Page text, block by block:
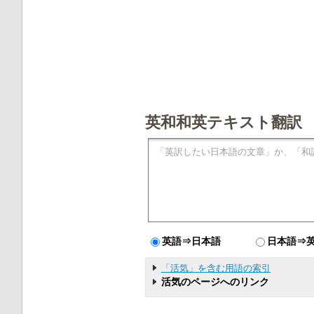
英和和英テキスト翻訳
英語⇒日本語 日本語⇒
「活気」を含む用語の索引
活気のページへのリンク